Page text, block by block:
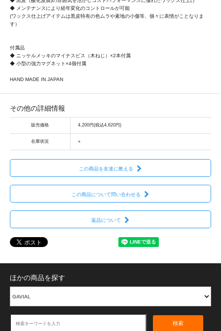
◆ メンテナンスにより経年変化のコントロールが可能
(ワックス仕上げアイテムは黒皮特有の色ムラや素地の小傷等、個々に表情がことなりま
す）
付属品
◆ ニッケルメッキのマイナスビス（木ねじ）×2本付属
◆ 小型の強力マグネット×4個付属
HAND MADE IN JAPAN
その他の詳細情報
販売価格 4,200円(税込4,620円)
在庫状況 ×
この商品を友達に教える
この商品について問い合わせる
返品について
ほかの商品を探す
検索